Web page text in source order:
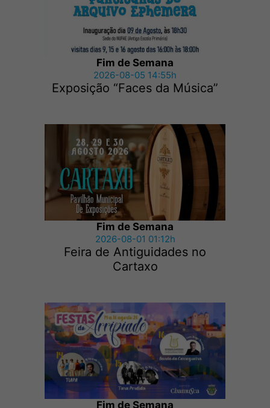
Fim de Semana
2026-08-05 14:55h
Exposição “Faces da Música”
Fim de Semana
2026-08-01 01:12h
Feira de Antiguidades no
Cartaxo
Fim de Semana